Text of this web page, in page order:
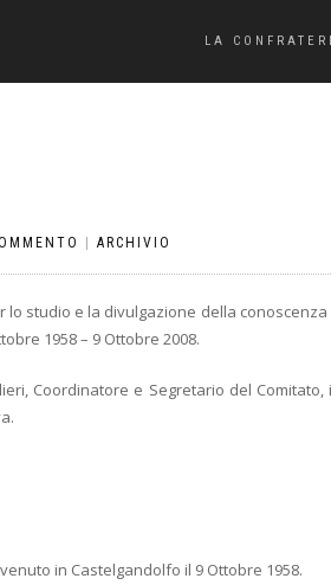
LA
ARCHIVIO
lo studio e la divulgazione della
1958 – 9 Ottobre 2008.
Coordinatore e Segretario del Comitato,
in Castelgandolfo il 9 Ottobre 1958.